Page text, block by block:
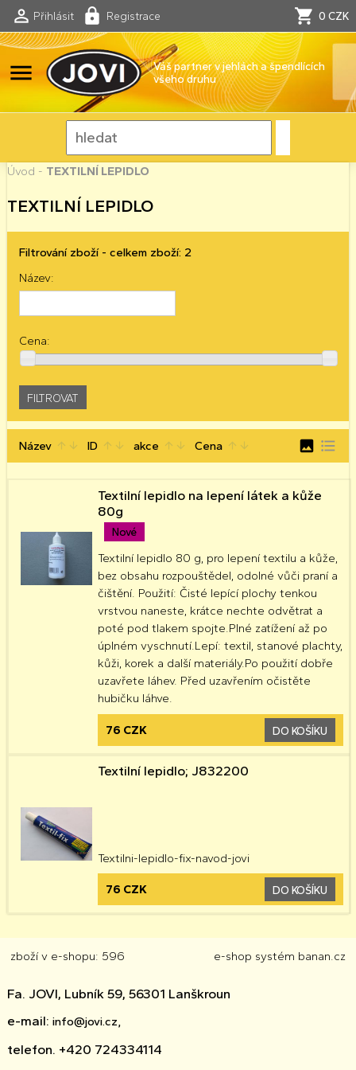
Přihlásit Registrace 0 CZK
menu
Váš partner v jehlách a špendlících
všeho druhu
Úvod - TEXTILNÍ LEPIDLO
TEXTILNÍ LEPIDLO
Filtrování zboží - celkem zboží: 2
Název:
Cena:
Název arrow_upward arrow_downward ID arrow_upward arrow_downward akce arrow_upward arrow_downward Cena arrow_upward arrow_downward image format_list_bulleted
Nové
Textilní lepidlo na lepení látek a kůže
80g
Textilní lepidlo 80 g, pro lepení textilu a kůže,
bez obsahu rozpouštědel, odolné vůči praní a
čištění. Použití: Čisté lepící plochy tenkou
vrstvou naneste, krátce nechte odvětrat a
poté pod tlakem spojte.Plné zatížení až po
úplném vyschnutí.Lepí: textil, stanové plachty,
kůži, korek a další materiály.Po použití dobře
uzavřete láhev. Před uzavřením očistěte
hubičku láhve.
76 CZK DO KOŠÍKU
Textilní lepidlo; J832200
Textilni-lepidlo-fix-navod-jovi
76 CZK DO KOŠÍKU
zboží v e-shopu: 596 e-shop systém banan.cz
Fa. JOVI, Lubník 59, 56301 Lanškroun
e-mail: info@jovi.cz,
telefon. +420 724334114